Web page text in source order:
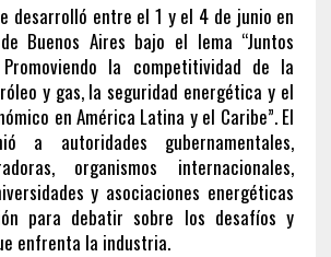
desarrolló entre el 1 y el 4 de junio en
Buenos Aires bajo el lema “Juntos
la competitividad de la
y gas, la seguridad energética y el
en América Latina y el Caribe”. El
a autoridades gubernamentales,
organismos internacionales,
y asociaciones energéticas
para debatir sobre los desafíos y
enfrenta la industria.